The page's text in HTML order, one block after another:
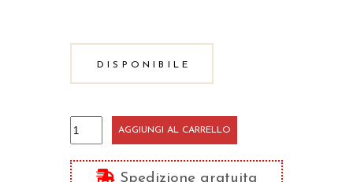
DISPONIBILE
segreti
del
AGGIUNGI AL CARRELLO
Spedizione gratuita